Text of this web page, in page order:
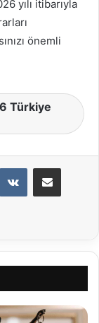
yılı itibarıyla
önemli
Türkiye
VKontakteE-Posta ile paylaş